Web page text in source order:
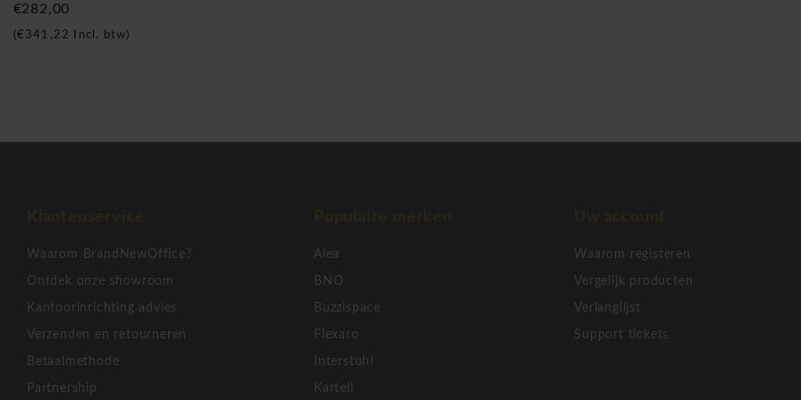
kantoor inrichten: verschillende soorten kasten, bureaus, ladeblokken, vergadertafels en
zelfs bureaus met dressoir zijn beschikbaar. Verder heeft Brand New Office onder het merk
€282,00
(€341,22 Incl. btw)
Waarom BrandNewOffice?
Ontdek onze showroom
Kantoorinrichting advies
Verzenden en retourneren
Betaalmethode
Partnership
Alea
BNO
Buzzispace
Flexaro
Interstuhl
Kartell
Waarom registeren
Vergelijk producten
Verlanglijst
Support tickets